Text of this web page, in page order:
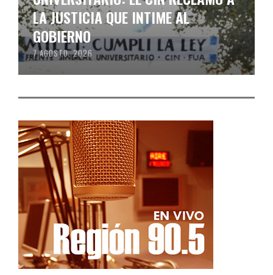
LA JUSTICIA QUE INTIME AL
GOBIERNO
7 AGOSTO, 2026